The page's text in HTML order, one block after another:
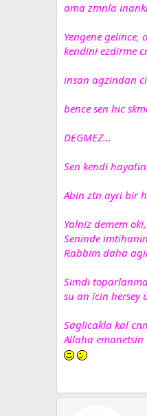
ama zmnla
Yengene
kendini ezdirme
insan agzindan
bence sen hic
DEGMEZ...
Sen kendi
Abin ztn ayri bir
Yalniz demem
Seninde
Rabbim daha
Simdi
su an icin hersey
Saglicakla kal
Allaha emanetsin